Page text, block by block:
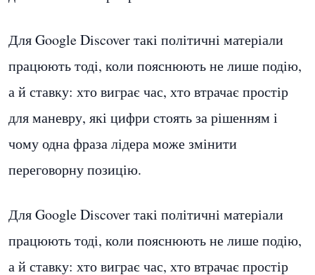
Для Google Discover такі політичні матеріали
працюють тоді, коли пояснюють не лише подію,
а й ставку: хто виграє час, хто втрачає простір
для маневру, які цифри стоять за рішенням і
чому одна фраза лідера може змінити
переговорну позицію.
Для Google Discover такі політичні матеріали
працюють тоді, коли пояснюють не лише подію,
а й ставку: хто виграє час, хто втрачає простір